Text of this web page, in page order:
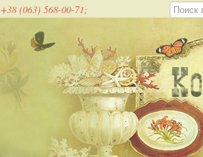
+38 (063) 568-00-71;